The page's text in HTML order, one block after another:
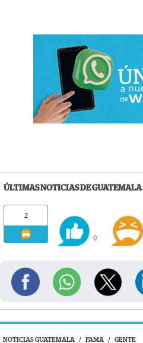
ÚLTIMAS NOTICIAS DE GUATEMALA
2
0
NOTICIAS GUATEMALA / FAMA / GENTE